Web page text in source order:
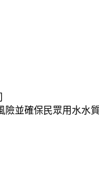
並確保民眾用水水